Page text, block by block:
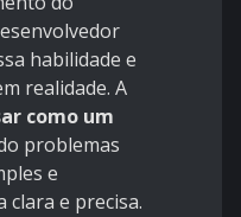
habilidade e
realidade. A
como um
problemas
e
clara e precisa.